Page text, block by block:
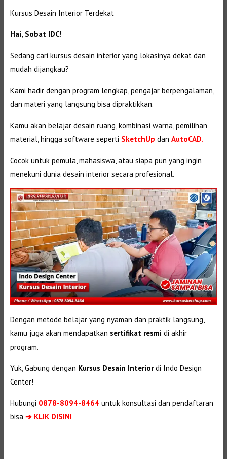
Kursus Desain Interior Terdekat
Hai, Sobat IDC!
Sedang cari kursus desain interior yang lokasinya dekat dan
mudah dijangkau?
Kami hadir dengan program lengkap, pengajar berpengalaman,
dan materi yang langsung bisa dipraktikkan.
Kamu akan belajar desain ruang, kombinasi warna, pemilihan
material, hingga software seperti SketchUp dan AutoCAD.
Cocok untuk pemula, mahasiswa, atau siapa pun yang ingin
menekuni dunia desain interior secara profesional.
Dengan metode belajar yang nyaman dan praktik langsung,
kamu juga akan mendapatkan sertifikat resmi di akhir
program.
Yuk, Gabung dengan Kursus Desain Interiordi Indo Design
Center!
Hubungi 0878-8094-8464untuk konsultasi dan pendaftaran
bisa ➔ KLIK DISINI